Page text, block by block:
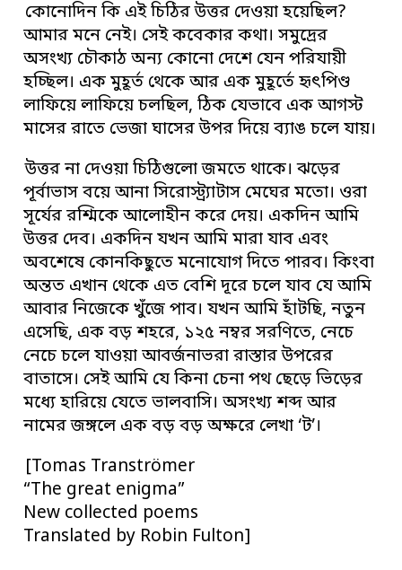
কোনোদিন কি এই চিঠির উত্তর দেওয়া হয়েছিল?
আমার মনে নেই। সেই কবেকার কথা। সমুদ্রের
অসংখ্য চৌকাঠ অন্য কোনো দেশে যেন পরিযায়ী
হচ্ছিল। এক মুহূর্ত থেকে আর এক মুহূর্তে হৃৎপিণ্ড
লাফিয়ে লাফিয়ে চলছিল, ঠিক যেভাবে এক আগস্ট
মাসের রাতে ভেজা ঘাসের উপর দিয়ে ব্যাঙ চলে যায়।
উত্তর না দেওয়া চিঠিগুলো জমতে থাকে। ঝড়ের
পূর্বাভাস বয়ে আনা সিরোস্ট্র্যাটাস মেঘের মতো। ওরা
সূর্যের রশ্মিকে আলোহীন করে দেয়। একদিন আমি
উত্তর দেব। একদিন যখন আমি মারা যাব এবং
অবশেষে কোনকিছুতে মনোযোগ দিতে পারব। কিংবা
অন্তত এখান থেকে এত বেশি দূরে চলে যাব যে আমি
আবার নিজেকে খুঁজে পাব। যখন আমি হাঁটছি, নতুন
এসেছি, এক বড় শহরে, ১২৫ নম্বর সরণিতে, নেচে
নেচে চলে যাওয়া আবর্জনাভরা রাস্তার উপরের
বাতাসে। সেই আমি যে কিনা চেনা পথ ছেড়ে ভিড়ের
মধ্যে হারিয়ে যেতে ভালবাসি। অসংখ্য শব্দ আর
নামের জঙ্গলে এক বড় বড় অক্ষরে লেখা ‘ট’।
[Tomas Tranströmer
“The great enigma”
New collected poems
Translated by Robin Fulton]